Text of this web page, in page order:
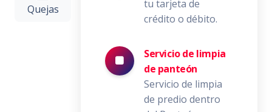
Quejas
tu tarjeta de
crédito o débito.
Servicio de limpia
de panteón
Servicio de limpia
de predio dentro